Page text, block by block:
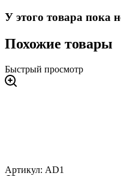
У этого товара пока
Похожие товары
Быстрый просмотр
Артикул: AD1